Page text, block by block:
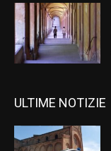
ULTIME NOTIZIE